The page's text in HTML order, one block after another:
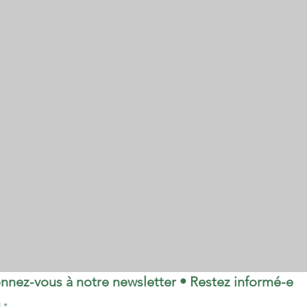
vous à notre newsletter • Restez informé-e